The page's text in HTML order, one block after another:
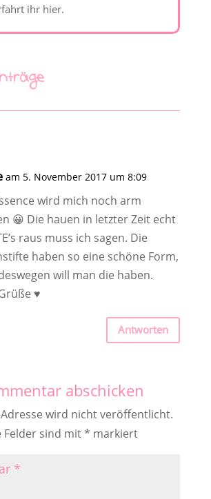
ihr hier.
am 5. November 2017 um 8:09
wird mich noch arm
😀 Die hauen in letzter Zeit echt
raus muss ich sagen. Die
haben so eine schöne Form,
will man die haben.
♥
Antworten
abschicken
Adresse wird nicht veröffentlicht.
sind mit* markiert